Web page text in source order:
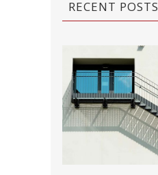
RECENT POSTS